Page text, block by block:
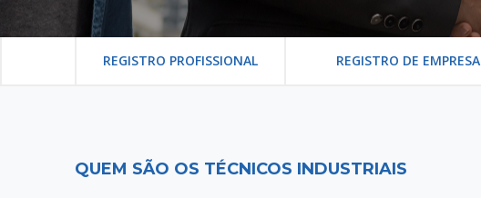
REGISTRO PROFISSIONAL REGISTRO DE EMPRESA
QUEM SÃO OS TÉCNICOS INDUSTRIAIS